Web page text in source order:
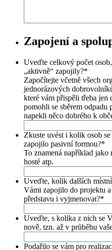
Zapojení a
Uveďte celkový počet
„aktivně“ zapojily?*
Započítejte včetně všech
jednorázových
které vám přispěli třeba
pomohli se sběrem odpadu
napekli něco dobrého k
Zkuste uvést i kolik osob
zapojilo pasivní formou?*
To znamená například
hosté atp.
Uveďte, kolik dalších
Vámi zapojilo do projektu
představu i vyjmenovat?*
Uveďte, s kolika z nich se
nově, tzn. až v průběhu
Podařilo se vám pro